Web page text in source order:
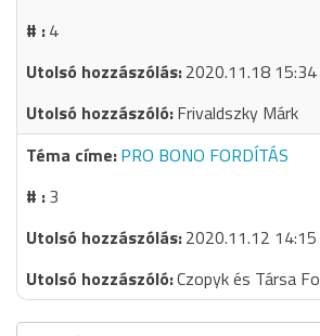
4
2020.11.18 15:34
Frivaldszky Márk
PRO BONO FORDÍTÁS
3
2020.11.12 14:15
Czopyk és Társa